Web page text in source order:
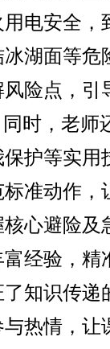
电安全，
湖面等危
险点，引
时，老师
护等实用
准动作，
心避险及
经验，精
知识传递
热情，让